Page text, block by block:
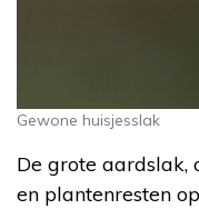
Gewone huisjesslak
De grote aardslak,
en plantenresten